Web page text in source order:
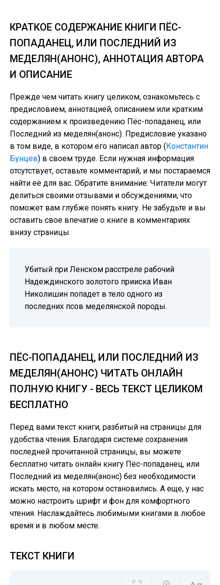
КРАТКОЕ СОДЕРЖАНИЕ КНИГИ ПЁС-
ПОПАДАНЕЦ, ИЛИ ПОСЛЕДНИЙ ИЗ
МЕДЕЛЯН(АНОНС), АННОТАЦИЯ АВТОРА
И ОПИСАНИЕ
Прежде чем читать книгу целиком, ознакомьтесь с
предисловием, аннотацией, описанием или кратким
содержанием к произведению Пёс-попаданец, или
Последний из меделян(анонс). Предисловие указано
в том виде, в котором его написал автор (Константин
Бунцев) в своем труде. Если нужная информация
отсутствует, оставьте комментарий, и мы постараемся
найти её для вас. Обратите внимание: Читатели могут
делиться своими отзывами и обсуждениями, что
поможет вам глубже понять книгу. Не забудьте и вы
оставить свое впечатие о книге в комментариях
внизу страницы.
Убитый при Ленском расстреле рабочий
Надеждинского золотого прииска Иван
Николишин попадет в тело одного из
последних псов меделянской породы.
ПЁС-ПОПАДАНЕЦ, ИЛИ ПОСЛЕДНИЙ ИЗ
МЕДЕЛЯН(АНОНС) ЧИТАТЬ ОНЛАЙН
ПОЛНУЮ КНИГУ - ВЕСЬ ТЕКСТ ЦЕЛИКОМ
БЕСПЛАТНО
Перед вами текст книги, разбитый на страницы для
удобства чтения. Благодаря системе сохранения
последней прочитанной страницы, вы можете
бесплатно читать онлайн книгу Пёс-попаданец, или
Последний из меделян(анонс) без необходимости
искать место, на котором остановились. А еще, у нас
можно настроить шрифт и фон для комфортного
чтения. Наслаждайтесь любимыми книгами в любое
время и в любом месте.
ТЕКСТ КНИГИ